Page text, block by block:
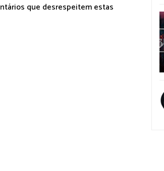
que desrespeitem estas